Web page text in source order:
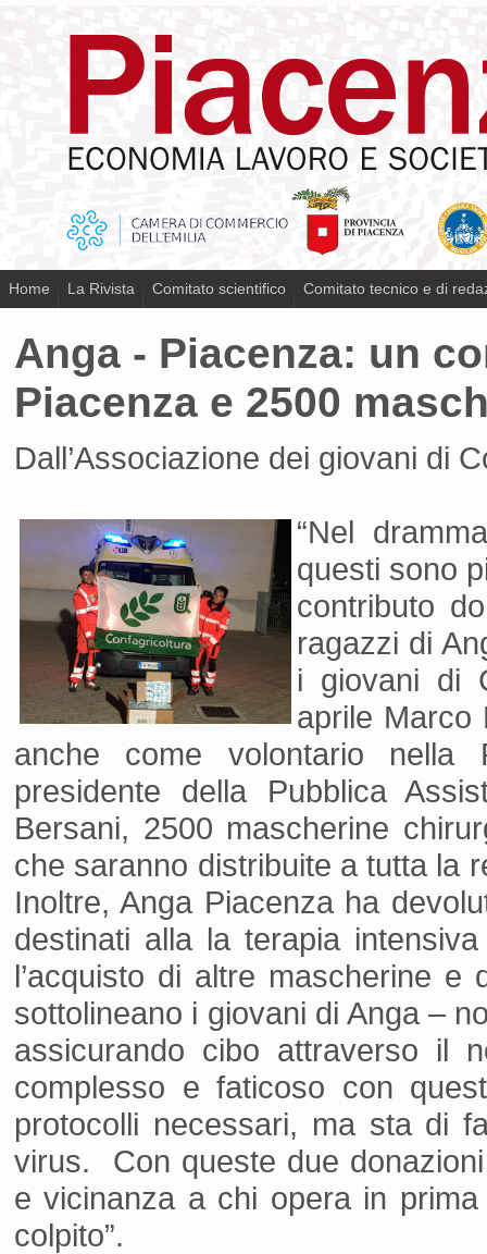
Home La Rivista Comitato scientifico Comitato tecnico e di
Anga - Piacenza: un
Piacenza e 2500
Dall’Associazione dei giovani di
“Nel
questi sono
contributo
ragazzi di
i giovani di
aprile Marco
anche come volontario nella
presidente della Pubblica
Bersani, 2500 mascherine
che saranno distribuite a tutta la
Inoltre, Anga Piacenza ha
destinati alla la terapia
l’acquisto di altre mascherine e
sottolineano i giovani di Anga –
assicurando cibo attraverso il
complesso e faticoso con
protocolli necessari, ma sta di
virus. Con queste due
e vicinanza a chi opera in
colpito”.